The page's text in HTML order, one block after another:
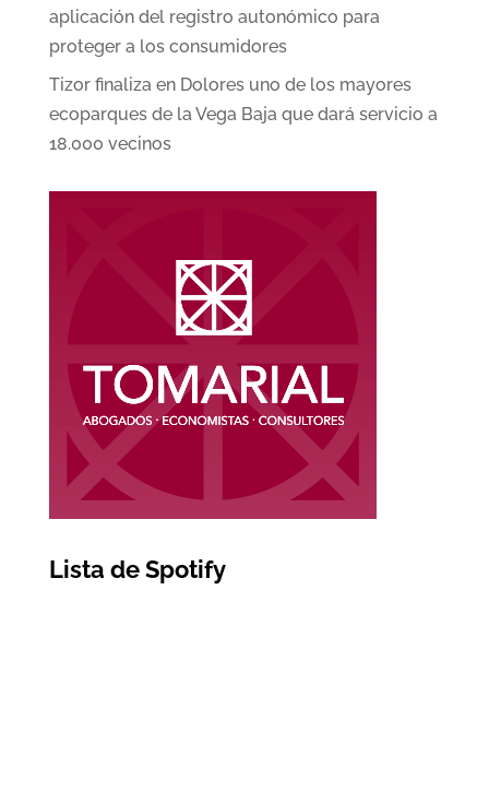
aplicación del registro autonómico para
proteger a los consumidores
Tizor finaliza en Dolores uno de los mayores
ecoparques de la Vega Baja que dará servicio a
18.000 vecinos
Lista de Spotify